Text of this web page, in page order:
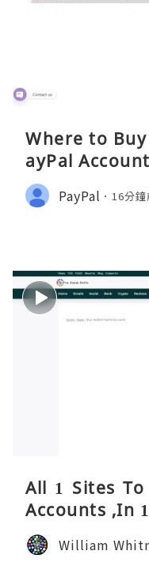
Where to
ayPal
PayPal 16分鐘
All 1 Sites
Accounts ,In
William